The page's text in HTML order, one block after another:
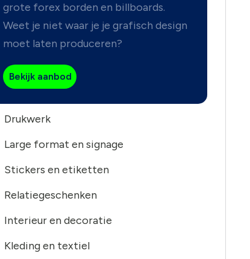
grote forex borden en billboards.
Weet je niet waar je je grafisch design
moet laten produceren?
Bekijk aanbod
Drukwerk
Large format en signage
Stickers en etiketten
Relatiegeschenken
Interieur en decoratie
Kleding en textiel